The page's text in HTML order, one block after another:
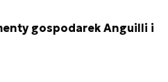
gospodarek Anguilli i